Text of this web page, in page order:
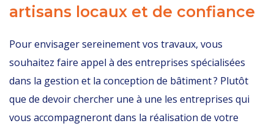
artisans locaux et de confiance
Pour envisager sereinement vos travaux, vous
souhaitez faire appel à des entreprises spécialisées
dans la gestion et la conception de bâtiment ? Plutôt
que de devoir chercher une à une les entreprises qui
vous accompagneront dans la réalisation de votre